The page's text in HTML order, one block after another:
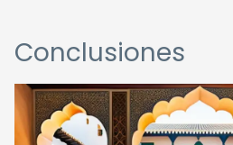
Conclusiones